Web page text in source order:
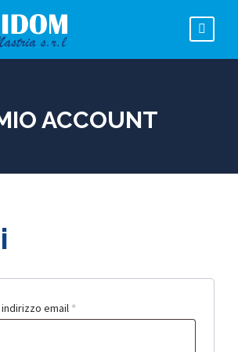
ACCOUNT
email *R